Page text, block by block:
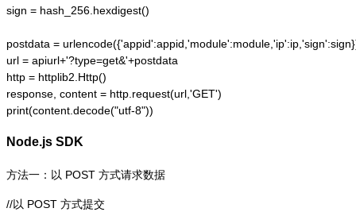
sign = hash_256.hexdigest()
postdata =
url = apiurl+'?type=get&'+postdata
http = httplib2.Http()
response, content = http.request(url,'GET')
print(content.decode("utf-8"))
Node.js SDK
方法一：以 POST 方式请求数据
//以 POST 方式提交